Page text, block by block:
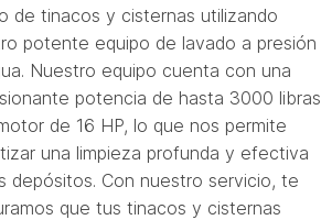
de tinacos y cisternas utilizando
potente equipo de lavado a presión
Nuestro equipo cuenta con una
potencia de hasta 3000 libras
de 16 HP, lo que nos permite
una limpieza profunda y efectiva
depósitos. Con nuestro servicio, te
que tus tinacos y cisternas